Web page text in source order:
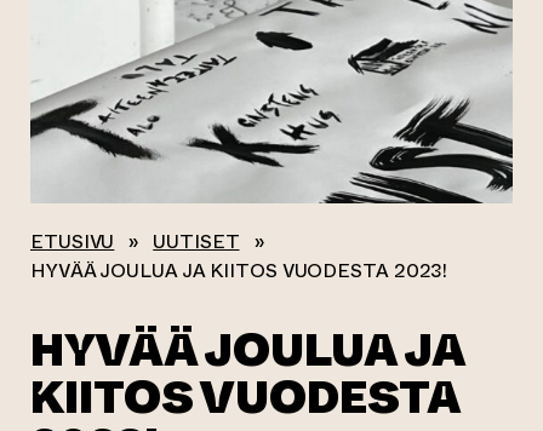
ETUSIVU » UUTISET »
HYVÄÄ JOULUA JA KIITOS VUODESTA 2023!
HYVÄÄ JOULUA JA
KIITOS VUODESTA